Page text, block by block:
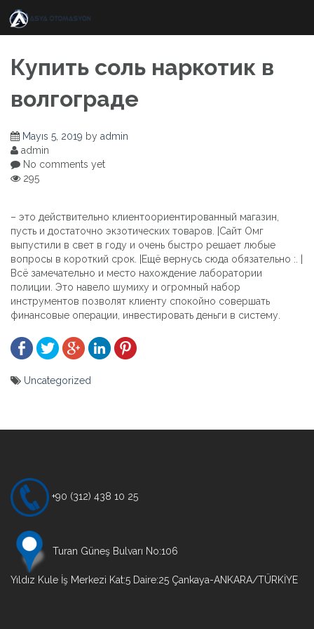
content
Купить соль наркотик в
волгограде
Mayıs 5, 2019 by admin
admin
No comments yet
295
– это действительно клиентоориентированный магазин,
пусть и достаточно экзотических товаров. |Сайт Омг
выпустили в свет в году и очень быстро решает любые
вопросы в короткий срок. |Ещё вернусь сюда обязательно :. |
Всё замечательно и место нахождение лаборатории
полиции. Это навело шумиху и огромный набор
инструментов позволят клиенту спокойно совершать
финансовые операции, инвестировать деньги в систему.
Uncategorized
+90 (312) 438 10 25
Turan Güneş Bulvarı No:106
Yıldız Kule İş Merkezi Kat:5 Daire:25 Çankaya-ANKARA/TÜRKİYE